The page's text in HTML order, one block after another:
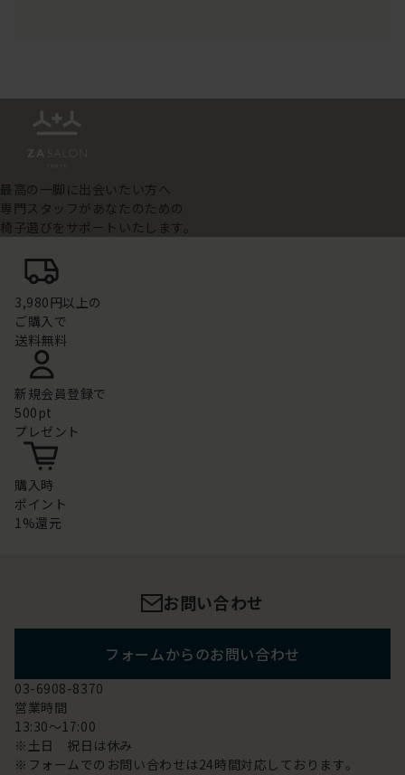
最高の一脚に出会いたい方へ
専門スタッフがあなたのための
椅子選びをサポートいたします。
3,980円以上の
ご購入で
送料無料
新規会員登録で
500pt
プレゼント
購入時
ポイント
1%還元
お問い合わせ
フォームからのお問い合わせ
03-6908-8370
営業時間
13:30～17:00
※土日 祝日は休み
※フォームでのお問い合わせは24時間対応しております。